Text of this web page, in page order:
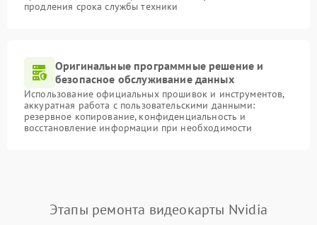
продления срока службы техники
Оригинальные программные решение и
безопасное обслуживание данных
Использование официальных прошивок и инструментов,
аккуратная работа с пользовательскими данными:
резервное копирование, конфиденциальность и
восстановление информации при необходимости
Этапы ремонта видеокарты Nvidia